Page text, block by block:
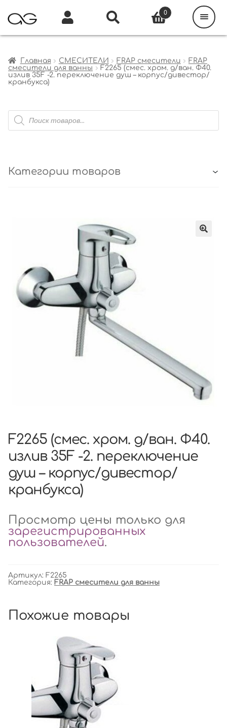
Главная СМЕСИТЕЛИ FRAP смесители
FRAP
смесители для ванны
F2265 (смес. хром. д/ван. Ф40.
излив 35F -2. переключение душ – корпус/дивестор/
кранбукса)
Поиск
товаров
Категории товаров
F2265 (смес. хром. д/ван. Ф40.
излив 35F -2. переключение
душ – корпус/дивестор/
кранбукса)
Просмотр цены только для
зарегистрированных
пользователей.
Артикул: F2265
Категория: FRAP смесители для ванны
Похожие товары
0